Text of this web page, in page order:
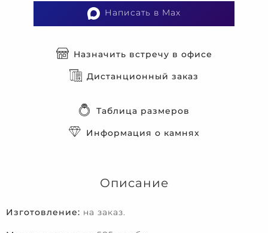
Написать в Max
Назначить встречу в офисе
Дистанционный заказ
Таблица размеров
Информация о камнях
Описание
Изготовление: на заказ.